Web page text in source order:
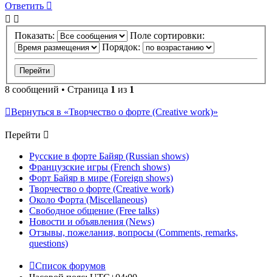
Ответить
Показать:
Поле сортировки:
Порядок:
8 сообщений • Страница 1 из 1
Вернуться в «Творчество о форте (Creative work)»
Перейти
Русские в форте Байяр (Russian shows)
Французские игры (French shows)
Форт Байяр в мире (Foreign shows)
Творчество о форте (Creative work)
Около Форта (Miscellaneous)
Свободное общение (Free talks)
Новости и объявления (News)
Отзывы, пожелания, вопросы (Comments, remarks,
questions)
Список форумов